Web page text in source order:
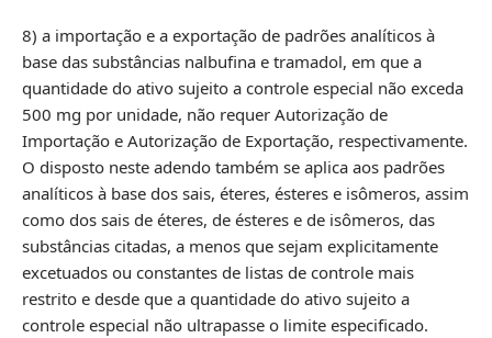
8) a importação e a exportação de padrões analíticos à
base das substâncias nalbufina e tramadol, em que a
quantidade do ativo sujeito a controle especial não exceda
500 mg por unidade, não requer Autorização de
Importação e Autorização de Exportação, respectivamente.
O disposto neste adendo também se aplica aos padrões
analíticos à base dos sais, éteres, ésteres e isômeros, assim
como dos sais de éteres, de ésteres e de isômeros, das
substâncias citadas, a menos que sejam explicitamente
excetuados ou constantes de listas de controle mais
restrito e desde que a quantidade do ativo sujeito a
controle especial não ultrapasse o limite especificado.